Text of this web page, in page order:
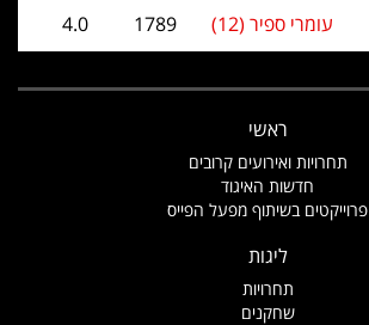
עומרי ספיר (12) 1789
4.0
ראשי
תחרויות ואירועים קרובים
חדשות האיגוד
פרוייקטים בשיתוף מפעל הפייס
ליגות
תחרויות
שחקנים